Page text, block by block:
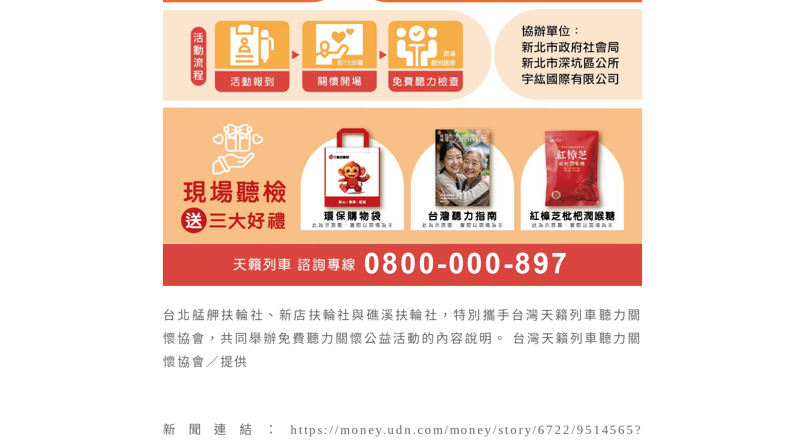
台北艋舺扶輪社、新店扶輪社與礁溪扶輪社，特別攜手台灣天籟列車聽力關
懷協會，共同舉辦免費聽力關懷公益活動的內容說明。 台灣天籟列車聽力關
懷協會／提供
新聞連結：https://money.udn.com/money/story/6722/9514565?